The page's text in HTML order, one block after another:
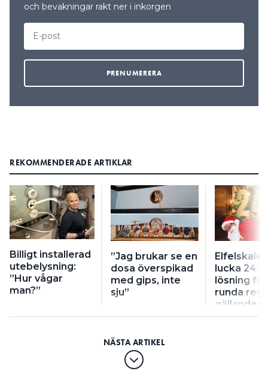
och bevakningar rakt ner i inkorgen
REKOMMENDERADE ARTIKLAR
Billigt installerad
utebelysning:
”Hur vågar
man?”
”Jag brukar se en
dosa överspikad
med gips, inte
sju”
lucka 24:
lösning
runda
gällande